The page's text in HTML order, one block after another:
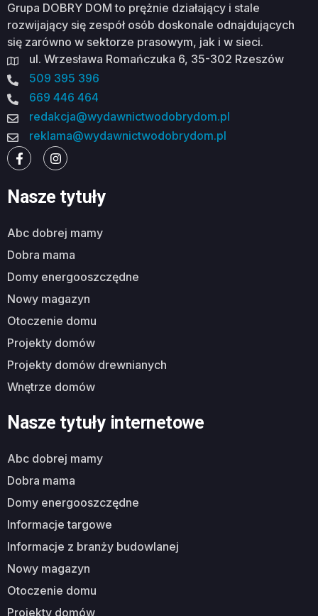
Grupa DOBRY DOM to prężnie działający i stale
rozwijający się zespół osób doskonale odnajdujących
się zarówno w sektorze prasowym, jak i w sieci.
ul. Wrzesława Romańczuka 6, 35-302 Rzeszów
509 395 396
669 446 464
redakcja@wydawnictwodobrydom.pl
reklama@wydawnictwodobrydom.pl
Nasze tytuły
abc dobrej mamy
dobra mama
domy energooszczędne
nowy magazyn
otoczenie domu
projekty domów
projekty domów drewnianych
wnętrze domów
Nasze tytuły internetowe
abc dobrej mamy
dobra mama
domy energooszczędne
informacje targowe
informacje z branży budowlanej
nowy magazyn
otoczenie domu
projekty domów